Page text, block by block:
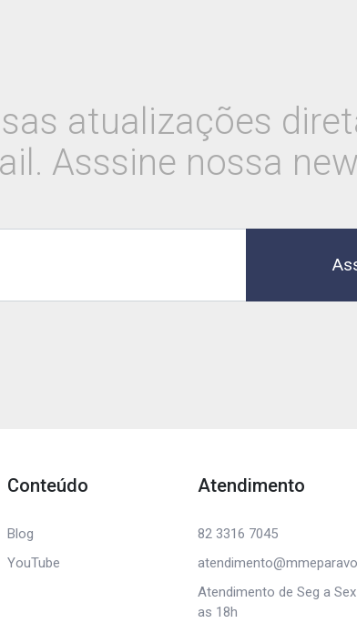
atualizações
Asssine nossa
Conteúdo
Blog
YouTube
Atendimento
82 3316 7045
Atendimento de Seg a
as 18h